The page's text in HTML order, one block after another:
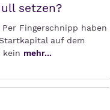
setzen?
Fingerschnipp haben
auf dem
kein mehr...